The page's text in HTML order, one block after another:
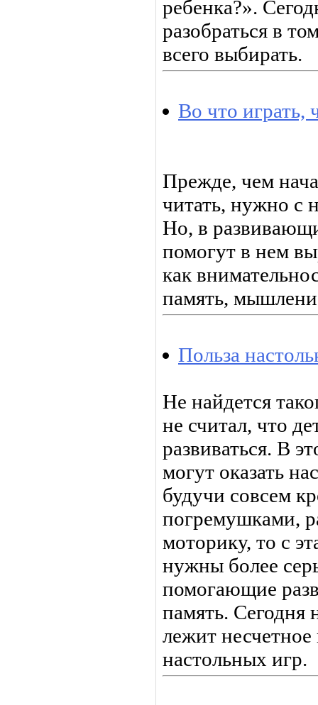
ребенка?».
разобраться в
всего выбирать.
Во что играть,
Прежде, чем
читать, нужно с
Но, в
помогут в нем
как
память,
Польза
Не найдется
не считал, что
развиваться. В
могут оказать
будучи совсем
погремушками,
моторику, то с
нужны более
помогающие
память. Сегодня
лежит
настольных игр.